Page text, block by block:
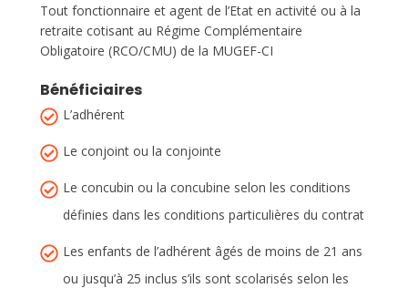
Tout fonctionnaire et agent de l’Etat en activité ou à la
retraite cotisant au Régime Complémentaire
Obligatoire (RCO/CMU) de la MUGEF-CI
Bénéficiaires
L’adhérent
Le conjoint ou la conjointe
Le concubin ou la concubine selon les conditions
définies dans les conditions particulières du contrat
Les enfants de l’adhérent âgés de moins de 21 ans
ou jusqu’à 25 inclus s’ils sont scolarisés selon les